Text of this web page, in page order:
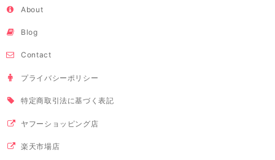
About
Blog
Contact
プライバシーポリシー
特定商取引法に基づく表記
ヤフーショッピング店
楽天市場店